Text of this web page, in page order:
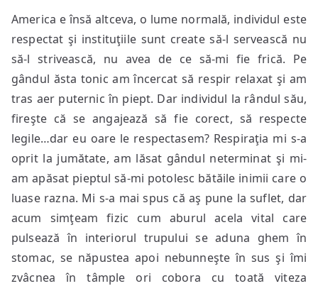
America e însă altceva, o lume normală, individul este
respectat şi instituţiile sunt create să-l servească nu
să-l strivească, nu avea de ce să-mi fie frică. Pe
gândul ăsta tonic am încercat să respir relaxat şi am
tras aer puternic în piept. Dar individul la rândul său,
fireşte că se angajează să fie corect, să respecte
legile…dar eu oare le respectasem? Respiraţia mi s-a
oprit la jumătate, am lăsat gândul neterminat şi mi-
am apăsat pieptul să-mi potolesc bătăile inimii care o
luase razna. Mi s-a mai spus că aş pune la suflet, dar
acum simţeam fizic cum aburul acela vital care
pulsează în interiorul trupului se aduna ghem în
stomac, se năpustea apoi nebunneşte în sus şi îmi
zvâcnea în tâmple ori cobora cu toată viteza